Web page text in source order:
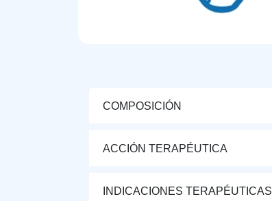
COMPOSICIÓN
ACCIÓN TERAPÉUTICA
INDICACIONES TERAPÉUTICAS